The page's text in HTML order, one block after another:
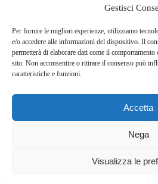
Gestisci
Per fornire le migliori esperienze, utilizziamo
e/o accedere alle informazioni del dispositivo. Il
permetterà di elaborare dati come il
sito. Non acconsentire o ritirare il consenso può
caratteristiche e funzioni.
Accetta
Nega
Visualizza le
8 idee di viaggio per l’estate (e